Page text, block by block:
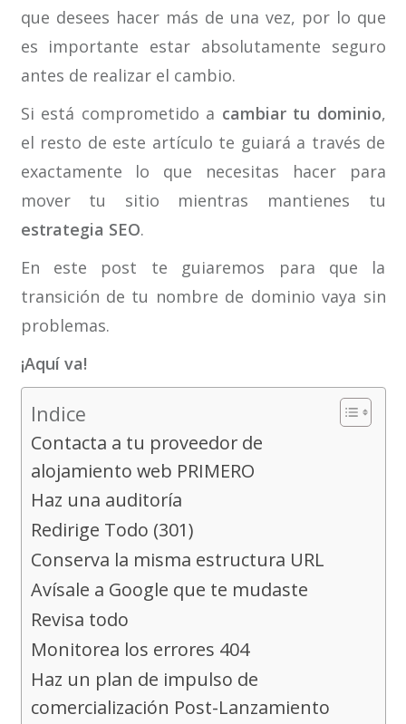
que desees hacer más de una vez, por lo que
es importante estar absolutamente seguro
antes de realizar el cambio.
Si está comprometido a cambiar tu dominio,
el resto de este artículo te guiará a través de
exactamente lo que necesitas hacer para
mover tu sitio mientras mantienes tu
estrategia SEO.
En este post te guiaremos para que la
transición de tu nombre de dominio vaya sin
problemas.
¡Aquí va!
Indice
Contacta a tu proveedor de
alojamiento web PRIMERO
Haz una auditoría
Redirige Todo (301)
Conserva la misma estructura URL
Avísale a Google que te mudaste
Revisa todo
Monitorea los errores 404
Haz un plan de impulso de
comercialización Post-Lanzamiento